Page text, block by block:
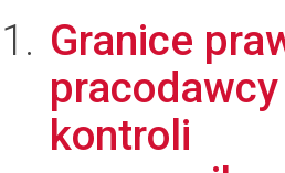
Granice
kontroli